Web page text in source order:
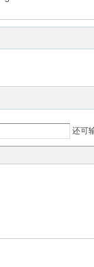
还可